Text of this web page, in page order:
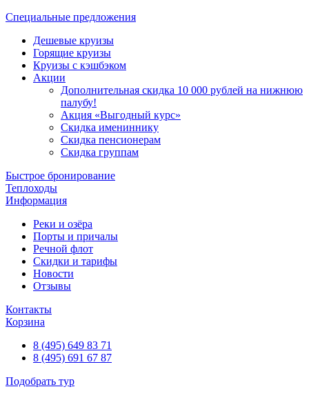
Специальные предложения
Дешевые круизы
Горящие круизы
Круизы с кэшбэком
Акции
Дополнительная скидка 10 000 рублей на нижнюю
палубу!
Акция «Выгодный курс»
Скидка имениннику
Скидка пенсионерам
Скидка группам
Быстрое бронирование
Теплоходы
Информация
Реки и озёра
Порты и причалы
Речной флот
Скидки и тарифы
Новости
Отзывы
Контакты
Корзина
8 (495) 649 83 71
8 (495) 691 67 87
Подобрать тур